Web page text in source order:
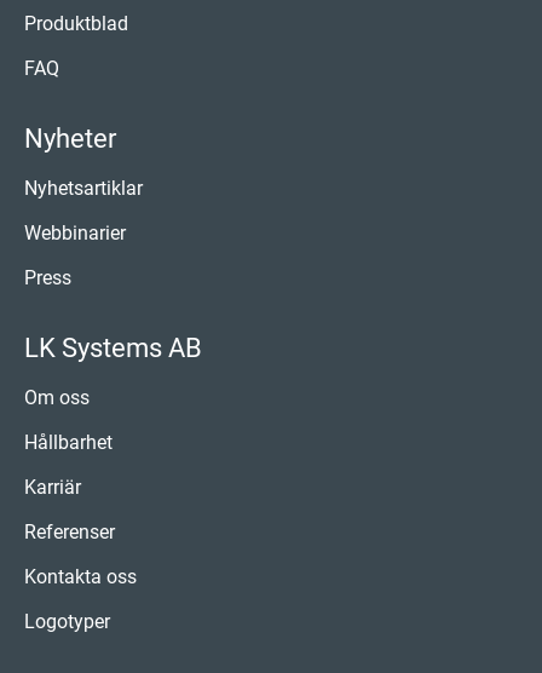
Produktblad
FAQ
Nyheter
Nyhetsartiklar
Webbinarier
Press
LK Systems AB
Om oss
Hållbarhet
Karriär
Referenser
Kontakta oss
Logotyper